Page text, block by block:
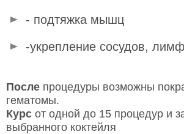
- подтяжка мышц
-укрепление сосудов,
После процедуры возможны
гематомы.
Курс от одной до 15 процедур и
выбранного коктейля